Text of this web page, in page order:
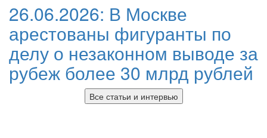
26.06.2026: В Москве
арестованы фигуранты по
делу о незаконном выводе за
рубеж более 30 млрд рублей
Все статьи и интервью